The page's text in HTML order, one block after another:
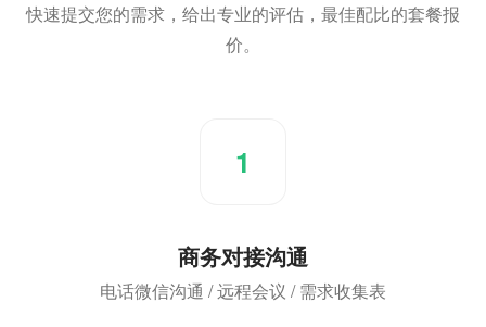
快速提交您的需求，给出专业的评估，最佳配比的套餐报
价。
1
商务对接沟通
电话微信沟通 / 远程会议 / 需求收集表